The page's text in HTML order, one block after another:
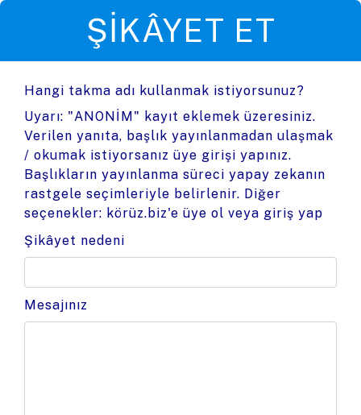
ŞIKÂYET ET
Hangi takma adı kullanmak istiyorsunuz?
Uyarı: "ANONİM" kayıt eklemek üzeresiniz.
Verilen yanıta, başlık yayınlanmadan ulaşmak
/ okumak istiyorsanız üye girişi yapınız.
Başlıkların yayınlanma süreci yapay zekanın
rastgele seçimleriyle belirlenir. Diğer
seçenekler: körüz.biz'e üye ol veya giriş yap
Şikâyet nedeni
Mesajınız